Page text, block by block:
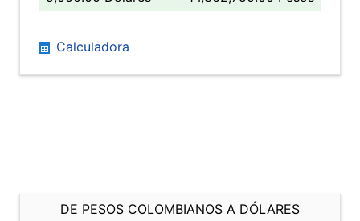
Calculadora
DE PESOS COLOMBIANOS A DÓLARES